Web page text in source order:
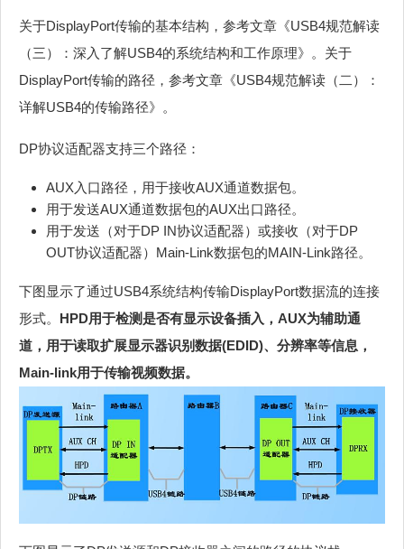
关于DisplayPort传输的基本结构，参考文章《USB4规范解读
（三）：深入了解USB4的系统结构和工作原理》。关于
DisplayPort传输的路径，参考文章《USB4规范解读（二）：
详解USB4的传输路径》。
DP协议适配器支持三个路径：
AUX入口路径，用于接收AUX通道数据包。
用于发送AUX通道数据包的AUX出口路径。
用于发送（对于DP IN协议适配器）或接收（对于DP
OUT协议适配器）Main-Link数据包的MAIN-Link路径。
下图显示了通过USB4系统结构传输DisplayPort数据流的连接
形式。 HPD用于检测是否有显示设备插入，AUX为辅助通
道，用于读取扩展显示器识别数据(EDID)、分辨率等信息，
Main-link用于传输视频数据。